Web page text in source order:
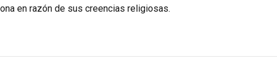
en razón de sus creencias religiosas.